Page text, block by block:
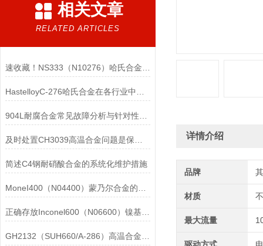
相关文章
RELATED ARTICLES
简述C4钢耐硝酸合金的系统化维护措施
正确存放Inconel600（N06600）镍基合金的重要性介绍
详情介绍
品牌
材质
最大流量